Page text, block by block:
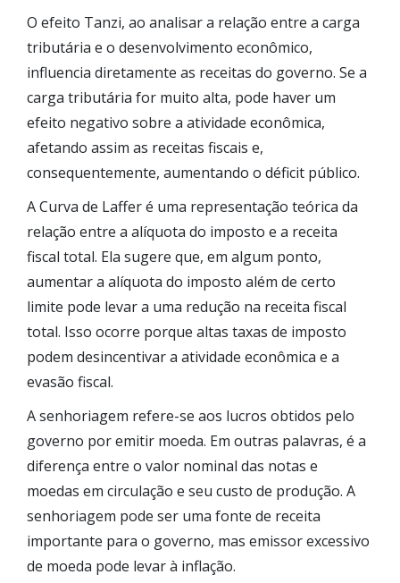
O efeito Tanzi, ao analisar a relação entre a carga
tributária e o desenvolvimento econômico,
influencia diretamente as receitas do governo. Se a
carga tributária for muito alta, pode haver um
efeito negativo sobre a atividade econômica,
afetando assim as receitas fiscais e,
consequentemente, aumentando o déficit público.
A Curva de Laffer é uma representação teórica da
relação entre a alíquota do imposto e a receita
fiscal total. Ela sugere que, em algum ponto,
aumentar a alíquota do imposto além de certo
limite pode levar a uma redução na receita fiscal
total. Isso ocorre porque altas taxas de imposto
podem desincentivar a atividade econômica e a
evasão fiscal.
A senhoriagem refere-se aos lucros obtidos pelo
governo por emitir moeda. Em outras palavras, é a
diferença entre o valor nominal das notas e
moedas em circulação e seu custo de produção. A
senhoriagem pode ser uma fonte de receita
importante para o governo, mas emissor excessivo
de moeda pode levar à inflação.